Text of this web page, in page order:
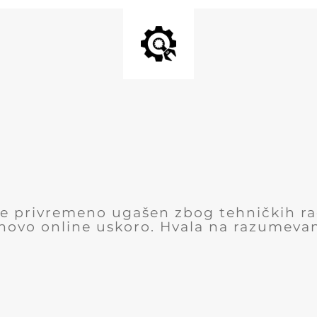
privremeno ugašen zbog tehničkih
online uskoro. Hvala na